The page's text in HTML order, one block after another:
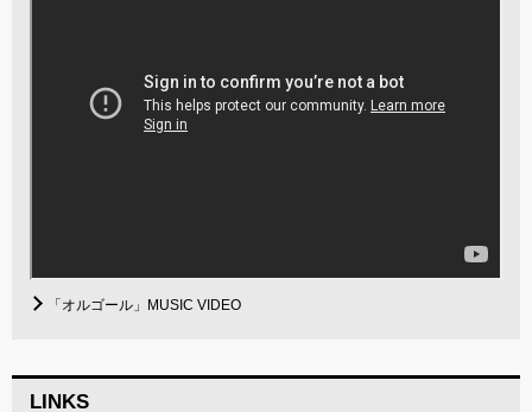
「オルゴール」MUSIC VIDEO
LINKS